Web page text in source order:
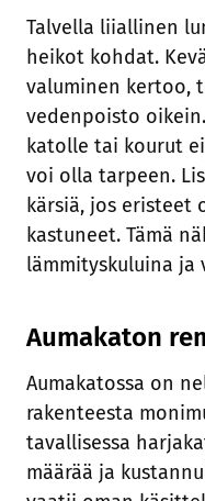
Talvella liiallinen
heikot kohdat.
valuminen kertoo,
vedenpoisto
katolle tai kourut
voi olla tarpeen.
kärsiä, jos eristeet
kastuneet. Tämä
lämmityskuluina ja
Aumakaton
Aumakatossa on
rakenteesta
tavallisessa
määrää ja